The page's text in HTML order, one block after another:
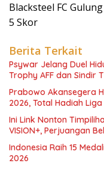
Blacksteel FC
5 Skor
Berita Terkait
Psywar Jelang Duel
Trophy AFF dan Sindir
Prabowo Akansegera
2026, Total Hadiah
Ini Link Nonton
VISION+, Perjuangan
Indonesia Raih 15
2026